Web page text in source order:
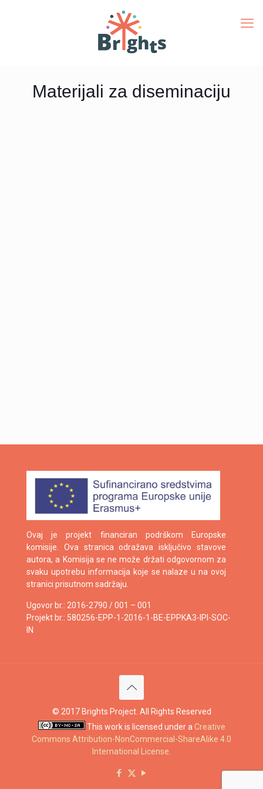
Materijali za diseminaciju
Ovaj je projekt financiran podrškom Europske
komisije. Ova stranica odražava isključivo stavove
autora, a Komisija se ne može držati odgovornom za
svaku upotrebu informacija koje se nalaze u na ovoj
stranici prisutnom sadržaju.
Ugovor br.: 2016-2790 / 001 – 001
Projekt br.: 580256-EPP-1-2016-1-BE-EPPKA3-IPI-SOC-
IN
© 2017 Brights Project. All Rights Reserved
This work is licensed under a Creative
Commons Attribution-NonCommercial-ShareAlike 4.0
International License